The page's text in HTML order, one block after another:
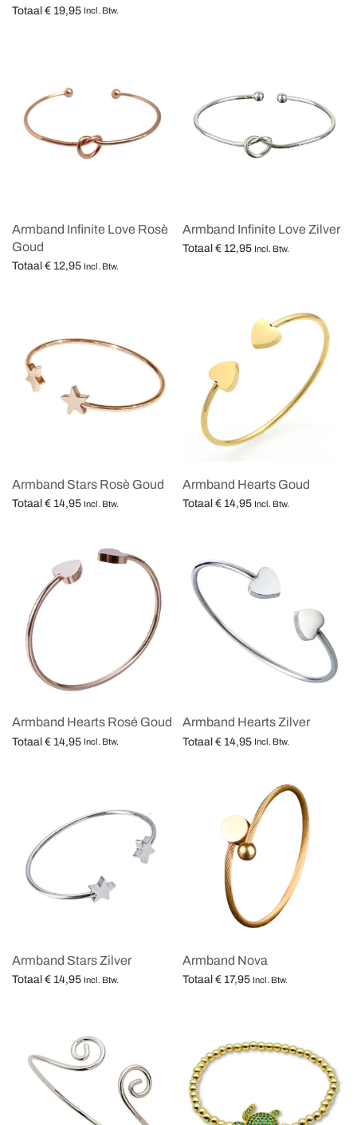
Totaal € 19,95 Incl. Btw.
Armband Infinite Love Rosè
Goud
Totaal € 12,95 Incl. Btw.
Armband Infinite Love Zilver
Totaal € 12,95 Incl. Btw.
Armband Stars Rosè Goud
Totaal € 14,95 Incl. Btw.
Armband Hearts Goud
Totaal € 14,95 Incl. Btw.
Armband Hearts Rosé Goud
Totaal € 14,95 Incl. Btw.
Armband Hearts Zilver
Totaal € 14,95 Incl. Btw.
Armband Stars Zilver
Totaal € 14,95 Incl. Btw.
Armband Nova
Totaal € 17,95 Incl. Btw.